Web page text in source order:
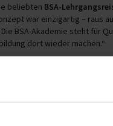
beliebten BSA-
war einzigartig – raus
BSA-Akademie steht für
dort wieder machen.“
geprägt hat Sabrina die
waren klar aufgebaut,